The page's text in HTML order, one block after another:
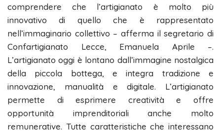
comprendere che l’artigianato è molto più
innovativo di quello che è rappresentato
nell’immaginario collettivo – afferma il segretario di
Confartigianato Lecce, Emanuela Aprile –.
L’artigianato oggi è lontano dall’immagine nostalgica
della piccola bottega, e integra tradizione e
innovazione, manualità e digitale. L’artigianato
permette di esprimere creatività e offre
opportunità imprenditoriali anche molto
remunerative. Tutte caratteristiche che interessano